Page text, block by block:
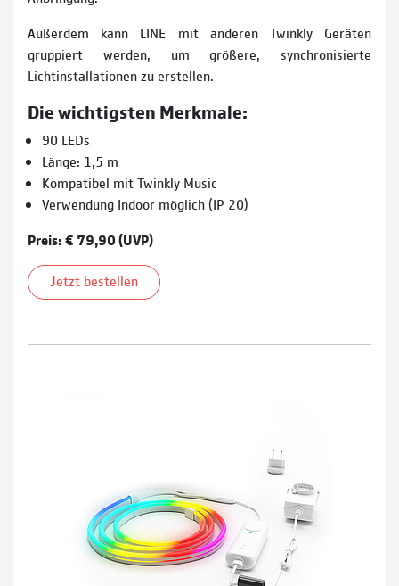
Außerdem kann LINE mit anderen Twinkly Geräten
gruppiert werden, um größere, synchronisierte
Lichtinstallationen zu erstellen.
Die wichtigsten Merkmale:
90 LEDs
Länge: 1,5 m
Kompatibel mit Twinkly Music
Verwendung Indoor möglich (IP 20)
Preis: € 79,90 (UVP)
Jetzt bestellen